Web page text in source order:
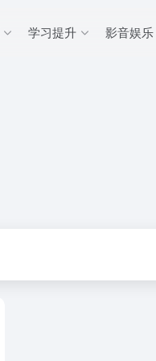
学习提升 影音娱乐